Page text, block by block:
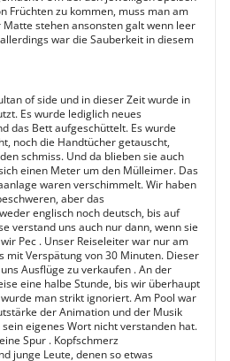
Früchten zu kommen, muss man am
stehen ansonsten galt wenn leer
war die Sauberkeit in diesem
of side und in dieser Zeit wurde in
Es wurde lediglich neues
das Bett aufgeschüttelt. Es wurde
noch die Handtücher getauscht,
schmiss. Und da blieben sie auch
einen Meter um den Mülleimer. Das
waren verschimmelt. Wir haben
aber das
englisch noch deutsch, bis auf
verstand uns auch nur dann, wenn sie
Pec . Unser Reiseleiter war nur am
mit Verspätung von 30 Minuten. Dieser
Ausflüge zu verkaufen . An der
eine halbe Stunde, bis wir überhaupt
man strikt ignoriert. Am Pool war
der Animation und der Musik
eigenes Wort nicht verstanden hat.
Spur . Kopfschmerz
junge Leute, denen so etwas